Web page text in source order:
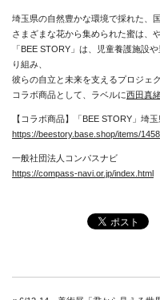
埼玉県の自然豊かな環境で採れた、
さまざまな花から集められた蜜は、
「BEE STORY」は、児童養護施設
り組み、
彼らの自立と未来を支えるプロジェ
コラボ商品として、ラベルに西田真
【コラボ商品】「BEE STORY」埼
https://beestory.base.shop/items/
一般社団法人コンパスナビ
https://compass-navi.or.jp/index.html